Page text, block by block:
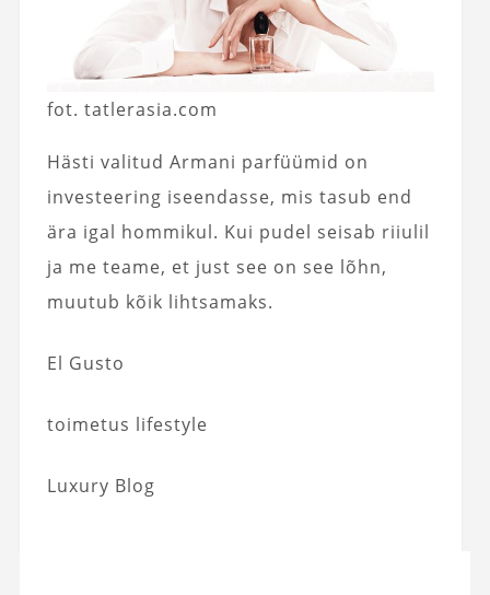
fot. tatlerasia.com
Hästi valitud Armani parfüümid on
investeering iseendasse, mis tasub end
ära igal hommikul. Kui pudel seisab riiulil
ja me teame, et just see on see lõhn,
muutub kõik lihtsamaks.
El Gusto
toimetus lifestyle
Luxury Blog